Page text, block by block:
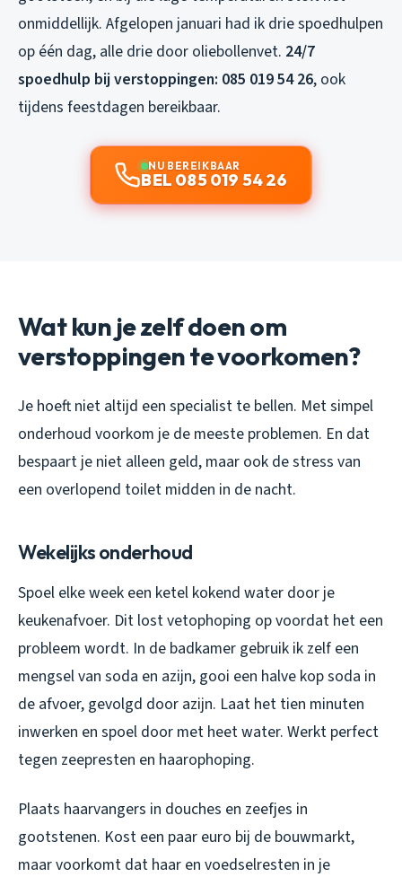
onmiddellijk. Afgelopen januari had ik drie spoedhulpen
op één dag, alle drie door oliebollenvet. 24/7
spoedhulp bij verstoppingen: 085 019 54 26, ook
tijdens feestdagen bereikbaar.
NU BEREIKBAAR
BEL 085 019 54 26
Wat kun je zelf doen om
verstoppingen te voorkomen?
Je hoeft niet altijd een specialist te bellen. Met simpel
onderhoud voorkom je de meeste problemen. En dat
bespaart je niet alleen geld, maar ook de stress van
een overlopend toilet midden in de nacht.
Wekelijks onderhoud
Spoel elke week een ketel kokend water door je
keukenafvoer. Dit lost vetophoping op voordat het een
probleem wordt. In de badkamer gebruik ik zelf een
mengsel van soda en azijn, gooi een halve kop soda in
de afvoer, gevolgd door azijn. Laat het tien minuten
inwerken en spoel door met heet water. Werkt perfect
tegen zeepresten en haarophoping.
Plaats haarvangers in douches en zeefjes in
gootstenen. Kost een paar euro bij de bouwmarkt,
maar voorkomt dat haar en voedselresten in je